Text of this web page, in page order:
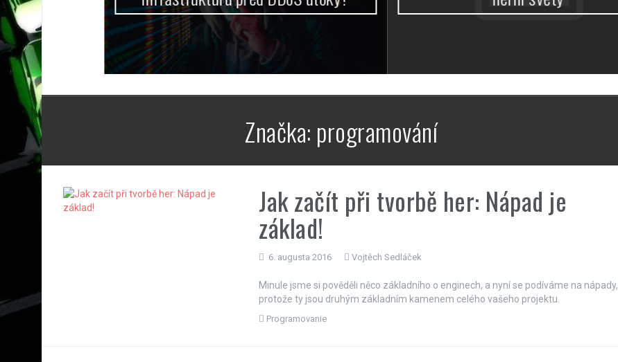
Značka: programování
Jak začít při tvorbě her: Nápad je
základ!
6. augusta 2016 Vojtěch Sedláček
Minule jsme si pověděli něco základního o enginech, a nyní se podíváme na nápady,
protože ty jsou druhým základním kamenem celého vašeho projektu.
Programovanie